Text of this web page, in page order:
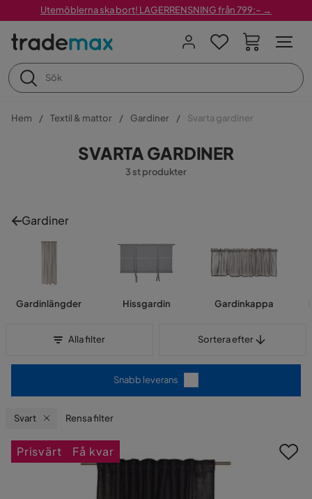
Utemöblerna ska bort! LAGERRENSNING från 799:– →
Hem Textil & mattor Gardiner Svarta gardiner
SVARTA GARDINER
3 st produkter
Gardiner
Gardinlängder Hissgardin Gardinkappa
Alla filter Sortera efter
Snabb leverans
Svart Rensa filter
Prisvärt Få kvar